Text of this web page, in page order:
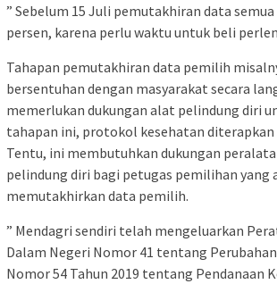
” Sebelum 15 Juli pemutakhiran data semua
persen, karena perlu waktu untuk beli
Tahapan pemutakhiran data pemilih
bersentuhan dengan masyarakat secara
memerlukan dukungan alat pelindung diri
tahapan ini, protokol kesehatan diterapkan
Tentu, ini membutuhkan dukungan
pelindung diri bagi petugas pemilihan yang
memutakhirkan data pemilih.
” Mendagri sendiri telah mengeluarkan
Dalam Negeri Nomor 41 tentang
Nomor 54 Tahun 2019 tentang Pendanaan